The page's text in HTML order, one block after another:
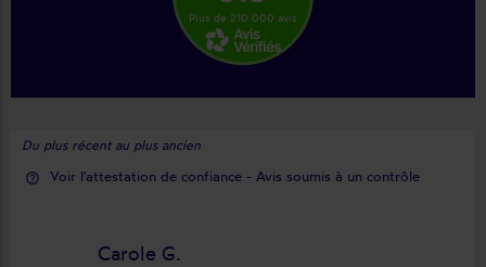
Plus de 210 000 avis
Du plus récent au plus ancien
help_outline Voir l'attestation de confiance - Avis soumis à un contrôle
Carole G.